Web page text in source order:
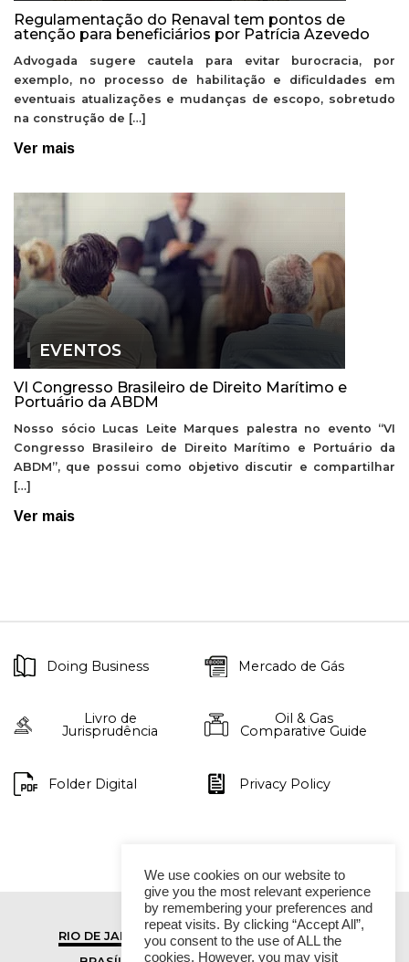
Regulamentação do Renaval tem pontos de
atenção para beneficiários por Patrícia Azevedo
Advogada sugere cautela para evitar burocracia, por
exemplo, no processo de habilitação e dificuldades em
eventuais atualizações e mudanças de escopo, sobretudo
na construção de […]
Ver mais
EVENTOS
VI Congresso Brasileiro de Direito Marítimo e
Portuário da ABDM
Nosso sócio Lucas Leite Marques palestra no evento “VI
Congresso Brasileiro de Direito Marítimo e Portuário da
ABDM”, que possui como objetivo discutir e compartilhar
[…]
Ver mais
Doing Business Mercado de Gás
Livro de
Jurisprudência
Oil & Gas
Comparative Guide
Folder Digital Privacy Policy
RIO DE JANEIRO
SÃO PAULO
We use cookies on our website to
give you the most relevant experience
by remembering your preferences and
repeat visits. By clicking “Accept All”,
you consent to the use of ALL the
cookies. However, you may visit